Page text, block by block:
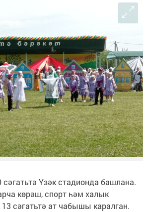
сәгатьтә Үзәк стадионда башлана.
көрәш, спорт һәм халык
сәгатьтә ат чабышы каралган.